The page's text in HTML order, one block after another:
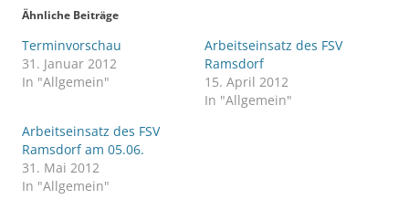
Ähnliche Beiträge
Terminvorschau
31. Januar 2012
In "Allgemein"
Arbeitseinsatz des FSV
Ramsdorf
15. April 2012
In "Allgemein"
Arbeitseinsatz des FSV
Ramsdorf am 05.06.
31. Mai 2012
In "Allgemein"